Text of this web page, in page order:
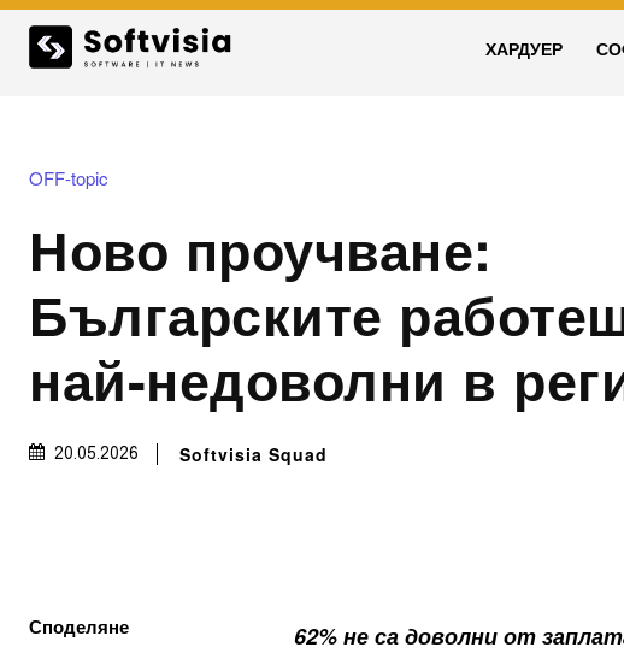
ХАРДУЕР
OFF-topic
Ново проучване:
Българските
най-недоволни в
20.05.2026 Softvisia Squad
Споделяне
62% не са доволни от